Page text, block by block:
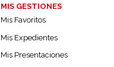
MIS GESTIONES
Mis Favoritos
Mis Expedientes
Mis Presentaciones